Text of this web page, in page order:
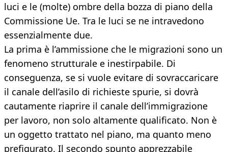
luci e le (molte) ombre della bozza di piano della
Commissione Ue. Tra le luci se ne intravedono
essenzialmente due.
La prima è l’ammissione che le migrazioni sono un
fenomeno strutturale e inestirpabile. Di
conseguenza, se si vuole evitare di sovraccaricare
il canale dell’asilo di richieste spurie, si dovrà
cautamente riaprire il canale dell’immigrazione
per lavoro, non solo altamente qualificato. Non è
un oggetto trattato nel piano, ma quanto meno
prefigurato. Il secondo spunto apprezzabile